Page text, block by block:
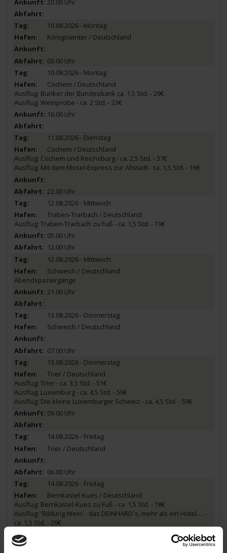
20.00 Uhr
10.08.2026 - Montag
Königswinter / Deutschland
03.00 Uhr
10.08.2026 - Montag
Cochem / Deutschland
Ausflug: Bunker der Bundesbank ca. 1,5 Std. - 29€
Ausflug: Weinprobe - ca. 2 Std. - 23€
16.00 Uhr
11.08.2026 - Dienstag
Cochem / Deutschland
Ausflug: Cochem und Reichsburg - ca. 2,5 Std. - 37€
Ausflug: Mit dem Mosel-Express zur Altstadt - ca. 1,5 Std. - 16€
22.00 Uhr
12.08.2026 - Mittwoch
Traben-Trarbach / Deutschland
Ausflug: Traben-Trarbach zu Fuß - ca. 1,5 Std. - 19€
05.00 Uhr
12.00 Uhr
12.08.2026 - Mittwoch
Schweich / Deutschland
Abendspaziergänge
21.00 Uhr
13.08.2026 - Donnerstag
Schweich / Deutschland
07.00 Uhr
13.08.2026 - Donnerstag
Trier / Deutschland
Ausflug: Trier - ca. 3,5 Std. - 51€
Ausflug: Luxemburg - ca. 4,5 Std. - 59€
Ausflug: Die kleine Luxemburger Schweiz - ca. 4,5 Std. - 59€
09.00 Uhr
14.08.2026 - Freitag
Trier / Deutschland
06.00 Uhr
14.08.2026 - Freitag
Bernkastel-Kues / Deutschland
Ausflug: Bernkastel-Kues zu Fuß - ca. 1,5 Std. - 18€
Ausflug: 'Bildung Wein' - das DEINHARD´s, mehr als ein Hotel…. -
ca. 1,5 Std. - 29€